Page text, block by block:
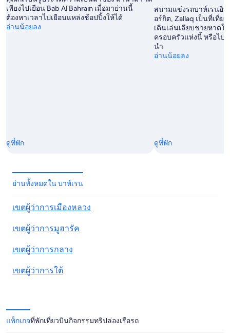
เพียงไปเยือน Bab Al Bahrain เมื่อมาย่านนี้
ต้องหาเวลาไปเยือนแหล่งช้อปปิ้งให้ได้
อ่านน้อยลง
ดูที่พัก
สนามแข่งรถบาห์เรนอิ
อร์กิต, Zallaq เป็นที่เที่ย
เดินเล่นเลียบชายหาดใ
ครอบครัวแห่งนี้ หรือไป
นำ
อ่านน้อยลง
ดูที่พัก
ย่านทั้งหมดใน บาห์เรน
เขตผู้ว่าการเมืองหลวง
เขตผู้ว่าการมูฮารัค
เขตผู้ว่าการกลาง
เขตผู้ว่าการใต้
แพ็กเกจที่พักเที่ยวบินกิจกรรมทริปล่องเรือรถ